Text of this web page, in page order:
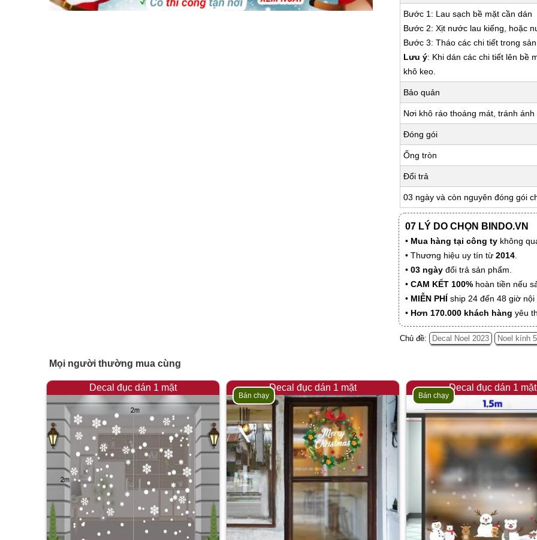
Bước 1: Lau sạch bề mặt cần dán
Bước 2: Xịt nước lau kiếng, hoặc
Bước 3: Tháo các chi tiết trong
Lưu ý: Khi dán các chi tiết lên bề
khô keo.
Bảo quản
Nơi khô ráo thoáng mát, tránh
Đóng gói
Ống tròn
Đổi trả
03 ngày và còn nguyên đóng gói
07 LÝ DO CHỌN BINDO.VN
• Mua hàng tại công ty không
• Thương hiệu uy tín từ 2014
• 03 ngày đổi trả sản phẩm.
• CAM KẾT 100% hoàn tiền nếu
• MIỄN PHÍ ship 24 đến 48 giờ
• Hơn 170.000 khách hàng yêu
Chủ đề: Decal Noel 2023 Noel kính
Mọi người thường mua cùng
Decal đục dán 1 mặt Decal đục dán 1 mặt
Bán chạy
Decal đục dán 1 mặt
Bán chạy